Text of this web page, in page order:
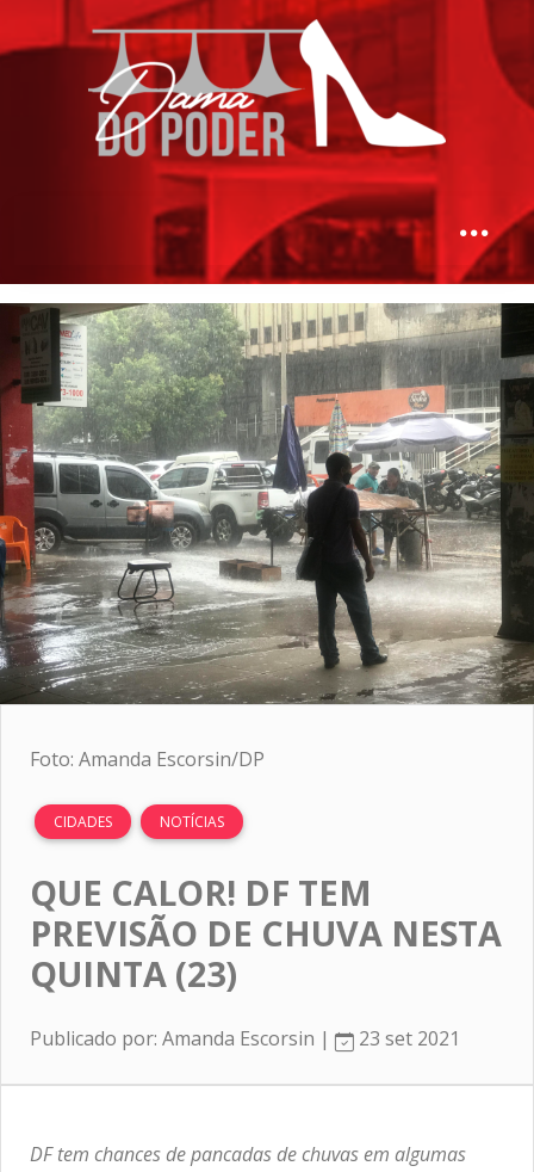
Foto: Amanda Escorsin/DP
CIDADES NOTÍCIAS
QUE CALOR! DF TEM
PREVISÃO DE CHUVA NESTA
QUINTA (23)
Publicado por: Amanda Escorsin | 23 set 2021
DF tem chances de pancadas de chuvas em algumas